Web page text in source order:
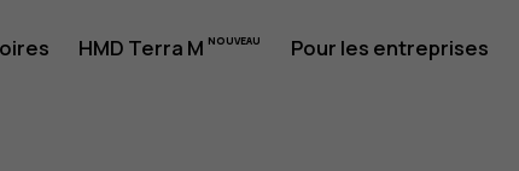
HMD Terra M Pour les entreprises